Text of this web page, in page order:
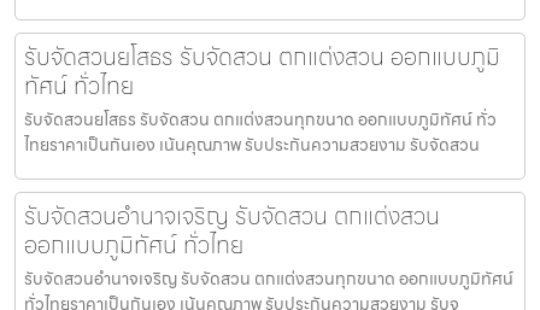
รับจัดสวนยโสธร รับจัดสวน ตกแต่งสวน ออกแบบภูมิ
ทัศน์ ทั่วไทย
รับจัดสวนยโสธร รับจัดสวน ตกแต่งสวนทุกขนาด ออกแบบภูมิทัศน์ ทั่ว
ไทยราคาเป็นกันเอง เน้นคุณภาพ รับประกันความสวยงาม รับจัดสวน
รับจัดสวนอำนาจเจริญ รับจัดสวน ตกแต่งสวน
ออกแบบภูมิทัศน์ ทั่วไทย
รับจัดสวนอำนาจเจริญ รับจัดสวน ตกแต่งสวนทุกขนาด ออกแบบภูมิทัศน์
ทั่วไทยราคาเป็นกันเอง เน้นคุณภาพ รับประกันความสวยงาม รับจ